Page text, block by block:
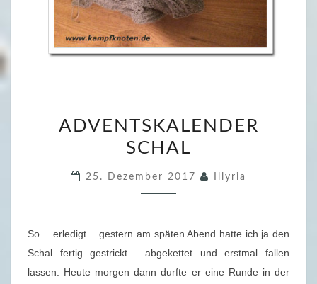
D
V
K
A
ADVENTSKALENDER
SCHAL
25. Dezember 2017 Illyria
So… erledigt… gestern am späten Abend hatte ich ja den
Schal fertig gestrickt… abgekettet und erstmal fallen
lassen. Heute morgen dann durfte er eine Runde in der